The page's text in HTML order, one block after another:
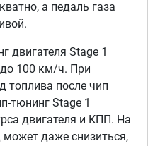
а педаль газа
двигателя Stage 1
100 км/ч. При
топлива после чип
тюнинг Stage 1
двигателя и КПП. На
может даже снизиться,